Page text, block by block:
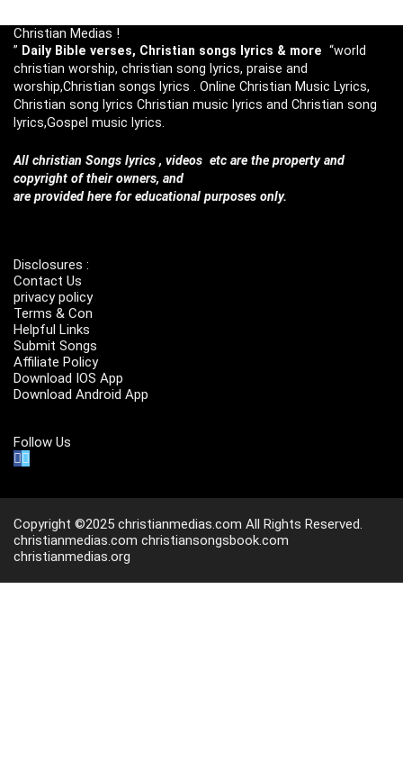
Christian Medias !
” Daily Bible verses, Christian songs lyrics & more “world
christian worship, christian song lyrics, praise and
worship,Christian songs lyrics . Online Christian Music Lyrics,
Christian song lyrics Christian music lyrics and Christian song
lyrics,Gospel music lyrics.
All christian Songs lyrics , videos etc are the property and
copyright of their owners, and
are provided here for educational purposes only.
Disclosures :
Contact Us
privacy policy
Terms & Con
Helpful Links
Submit Songs
Affiliate Policy
Download IOS App
Download Android App
Follow Us
Copyright ©2025 christianmedias.com All Rights Reserved.
christianmedias.com christiansongsbook.com
christianmedias.org